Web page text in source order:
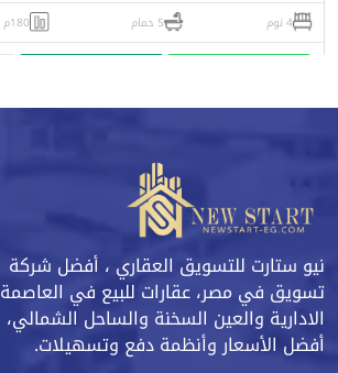
4 نوم 5 حمام 180م
نيو ستارت للتسويق العقاري ، أفضل شركة
تسويق في مصر، عقارات للبيع في العاصمة
الادارية والعين السخنة والساحل الشمالي،
أفضل الأسعار وأنظمة دفع وتسهيلات.